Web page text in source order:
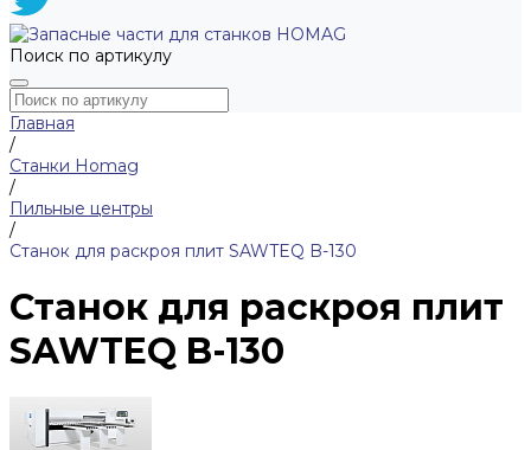
Поиск по артикулу
Главная
/
Станки Homag
/
Пильные центры
/
Станок для раскроя плит SAWTEQ B-130
Станок для раскроя плит
SAWTEQ B-130